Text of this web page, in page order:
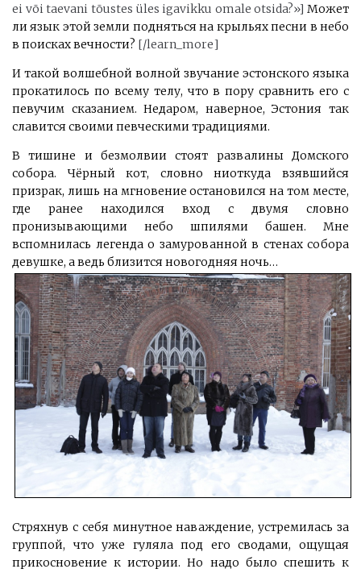
ei või taevani tõustes üles igavikku omale otsida?»] Может
ли язык этой земли подняться на крыльях песни в небо
в поисках вечности? [/learn_more]
И такой волшебной волной звучание эстонского языка
прокатилось по всему телу, что в пору сравнить его с
певучим сказанием. Недаром, наверное, Эстония так
славится своими певческими традициями.
В тишине и безмолвии стоят развалины Домского
собора. Чёрный кот, словно ниоткуда взявшийся
призрак, лишь на мгновение остановился на том месте,
где ранее находился вход с двумя словно
пронизывающими небо шпилями башен. Мне
вспомнилась легенда о замурованной в стенах собора
девушке, а ведь близится новогодняя ночь…
Стряхнув с себя минутное наваждение, устремилась за
группой, что уже гуляла под его сводами, ощущая
прикосновение к истории. Но надо было спешить к